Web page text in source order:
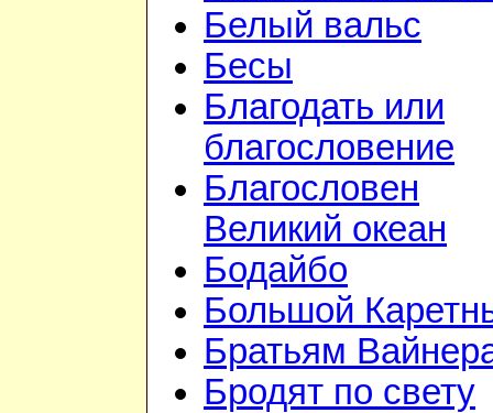
Белый вальс
Бесы
Благодать или
благословение
Благословен
Великий океан
Бодайбо
Большой
Братьям
Бродят по свету